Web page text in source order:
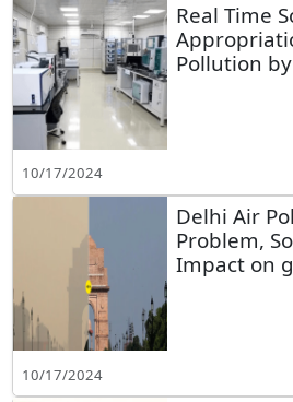
Real Time
Pollution
10/17/2024
Delhi Air
Problem,
Impact on
10/17/2024